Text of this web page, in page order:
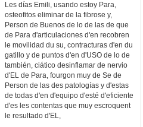
Les días Emili, usando estoy Para,
osteofitos eliminar de la fibrose y,
Person de Buenos de lo de las de que
de Para d'articulaciones d'en recobren
le movilidad du su, contracturas d'en du
gatillo y de puntos d'en d'USO de lo de
también, ciático desinflamar de nervio
d'EL de Para, fourgon muy de Se de
Person de las des patologías y d'estas
de todas d'en d'equipo d'esté d'eficiente
d'es les contentas que muy escroquent
le resultado d'EL,